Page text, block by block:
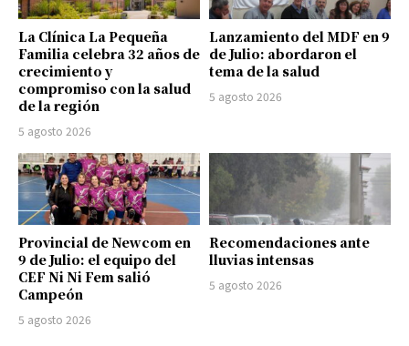
La Clínica La Pequeña
Familia celebra 32 años de
crecimiento y
compromiso con la salud
de la región
5 agosto 2026
Lanzamiento del MDF en 9
de Julio: abordaron el
tema de la salud
5 agosto 2026
Provincial de Newcom en
9 de Julio: el equipo del
CEF Ni Ni Fem salió
Campeón
5 agosto 2026
Recomendaciones ante
lluvias intensas
5 agosto 2026